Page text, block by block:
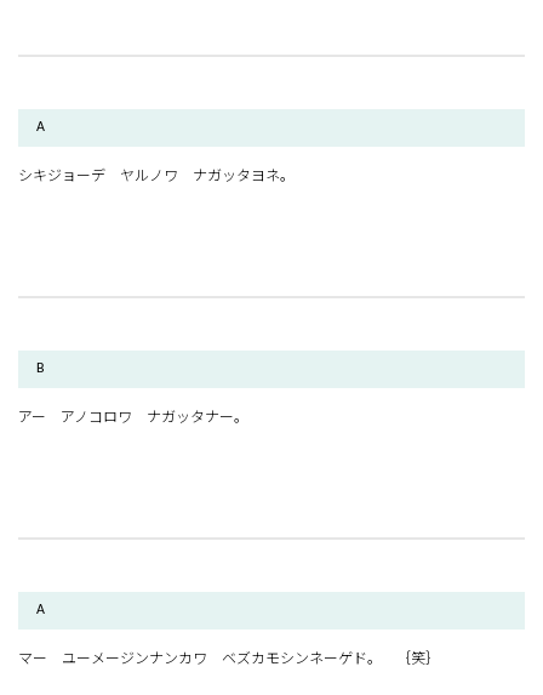
A
シキジョーデ ヤルノワ ナガッタヨネ。
B
アー アノコロワ ナガッタナー。
A
マー ユーメージンナンカワ ベズカモシンネーゲド。 ｛笑｝